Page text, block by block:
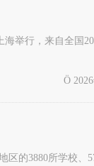
举行，来自全国
Ö
区的3880所学校、